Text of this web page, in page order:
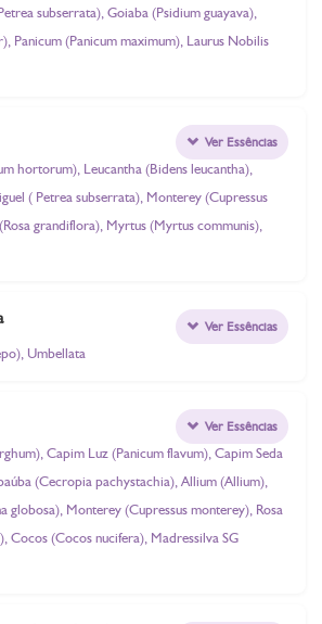
subserrata), Goiaba (Psidium guayava),
Panicum (Panicum maximum), Laurus Nobilis
hortorum), Leucantha (Bidens leucantha),
( Petrea subserrata), Monterey (Cupressus
grandiflora), Myrtus (Myrtus communis),
Ver Essências
Umbellata
Ver Essências
Capim Luz (Panicum flavum), Capim Seda
(Cecropia pachystachia), Allium (Allium),
globosa), Monterey (Cupressus monterey), Rosa
Cocos (Cocos nucifera), Madressilva SG
Ver Essências